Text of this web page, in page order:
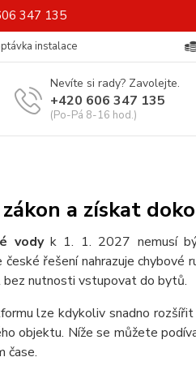
347 135
instalace
Nevíte si rady? Zavolejte.
+420 606 347 135
(Po-Pá 8-16 hod.)
a získat
vodyk 1. 1. 2027 nemusí
řešení nahrazuje chybové
bez nutnosti vstupovat do bytů.
lze kdykoliv snadno
objektu. Níže se můžete
čase.